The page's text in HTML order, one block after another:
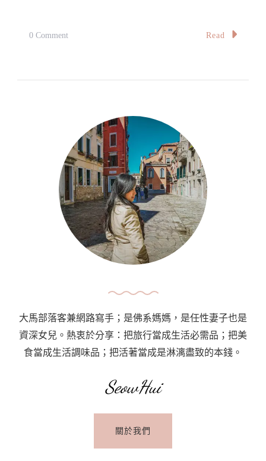
0 CommentOn
道：
开
心
果
雪
Journey
:
Pistachio
Read
大馬部落客兼網路寫手；是佛系媽媽，是任性妻子也是
資深女兒。熱衷於分享：把旅行當成生活必需品；把美
食當成生活調味品；把活著當成是淋漓盡致的本錢。
SeowHui
關於我們